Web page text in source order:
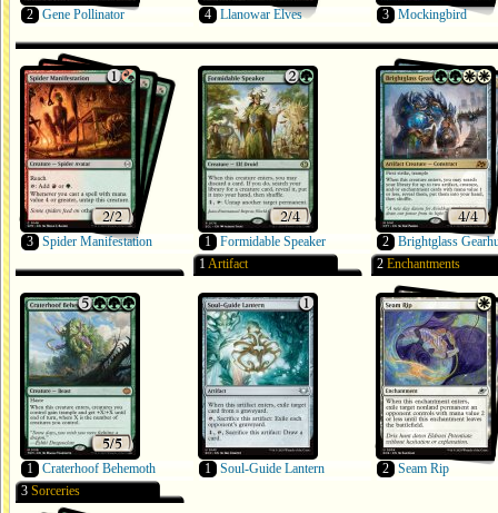
2 Gene Pollinator 4 Llanowar Elves 3 Mockingbird
3 Spider Manifestation 1 Formidable Speaker 2 Brightglass
1 Craterhoof Behemoth
1Artifact
1 Soul-Guide Lantern
2 Enchantments
2 Seam Rip
3 Sorceries